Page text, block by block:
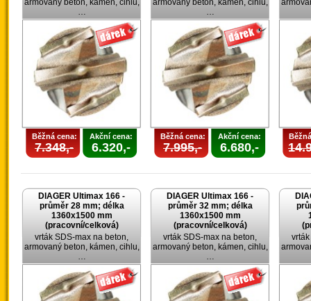
armovaný beton, kámen, cihlu,
…
Běžná cena:
7.348,-
Akční cena:
6.320,-
armovaný beton, kámen, cihlu,
…
Běžná cena:
7.995,-
Akční cena:
6.680,-
DIAGER Ultimax 166 -
průměr 28 mm; délka
1360x1500 mm
(pracovní/celková)
vrták SDS-max na beton,
armovaný beton, kámen, cihlu,
…
DIAGER Ultimax 166 -
průměr 32 mm; délka
1360x1500 mm
(pracovní/celková)
vrták SDS-max na beton,
armovaný beton, kámen, cihlu,
…